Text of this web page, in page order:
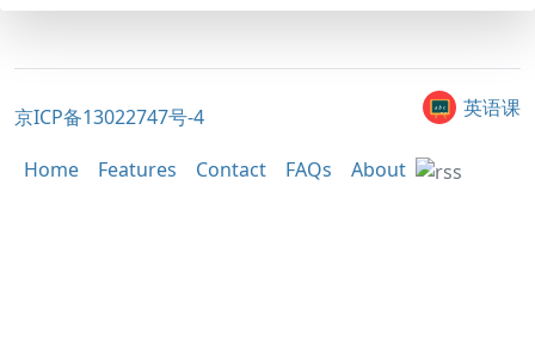
京ICP备13022747号-4 英语课
Home Features Contact FAQs About